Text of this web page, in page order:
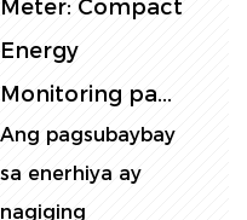
Rail Meters: Pag
-install, Pag -t...
Ang mga single-
phase DIN rail
electric meters ay
malawaka...